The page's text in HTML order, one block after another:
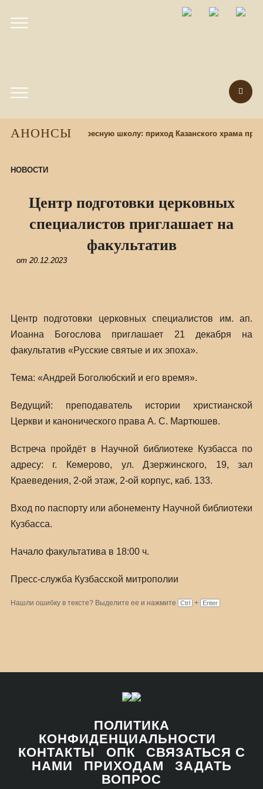
АНОНСЫ
учащихся в воскресную школу: приход Казанского храма
НОВОСТИ
Центр подготовки церковных
специалистов приглашает на
факультатив
от 20.12.2023
Центр подготовки церковных специалистов им. ап.
Иоанна Богослова приглашает 21 декабря на
факультатив «Русские святые и их эпоха».
Тема: «Андрей Боголюбский и его время».
Ведущий: преподаватель истории христианской
Церкви и канонического права А. С. Мартюшев.
Встреча пройдёт в Научной библиотеке Кузбасса по
адресу: г. Кемерово, ул. Дзержинского, 19, зал
Краеведения, 2-ой этаж, 2-ой корпус, каб. 133.
Вход по паспорту или абонементу Научной библиотеки
Кузбасса.
Начало факультатива в 18:00 ч.
Пресс-служба Кузбасской митрополии
Нашли ошибку в тексте? Выделите ее и нажмите Ctrl + Enter
ПОЛИТИКА
КОНФИДЕНЦИАЛЬНОСТИ
КОНТАКТЫ
ОПК
СВЯЗАТЬСЯ С
НАМИ
ПРИХОДАМ
ЗАДАТЬ
ВОПРОС